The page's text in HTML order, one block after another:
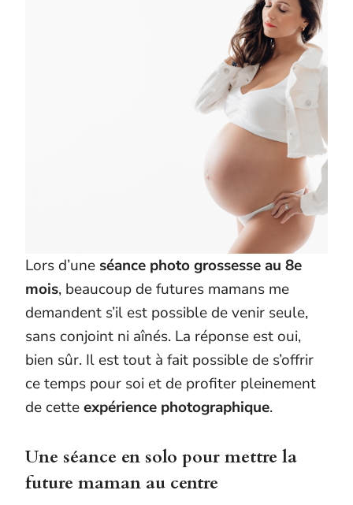
Lors d’une séance photo grossesse au 8e
mois, beaucoup de futures mamans me
demandent s’il est possible de venir seule,
sans conjoint ni aînés. La réponse est oui,
bien sûr. Il est tout à fait possible de s’offrir
ce temps pour soi et de profiter pleinement
de cetteexpérience photographique.
Une séance en solo pour mettre la
future maman au centre